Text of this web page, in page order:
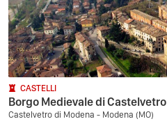
CASTELLI
Borgo Medievale di Castelvetro
Castelvetro di Modena - Modena (MO)